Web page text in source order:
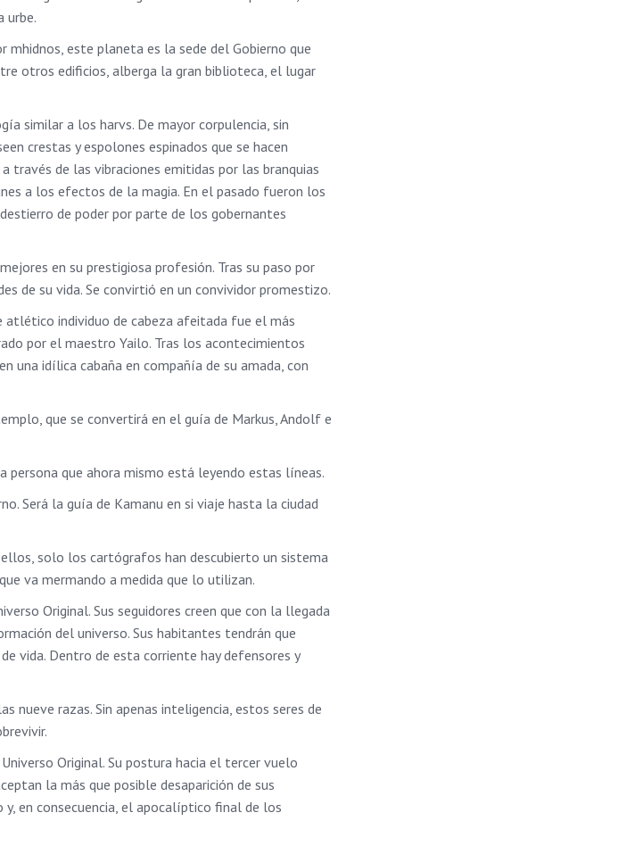
urbe.
este planeta es la sede del Gobierno que
otros edificios, alberga la gran biblioteca, el lugar
similar a los harvs. De mayor corpulencia, sin
crestas y espolones espinados que se hacen
través de las vibraciones emitidas por las branquias
a los efectos de la magia. En el pasado fueron los
de poder por parte de los gobernantes
en su prestigiosa profesión. Tras su paso por
de su vida. Se convirtió en un convividor promestizo.
atlético individuo de cabeza afeitada fue el más
por el maestro Yailo. Tras los acontecimientos
una idílica cabaña en compañía de su amada, con
que se convertirá en el guía de Markus, Andolf e
persona que ahora mismo está leyendo estas líneas.
Será la guía de Kamanu en si viaje hasta la ciudad
solo los cartógrafos han descubierto un sistema
va mermando a medida que lo utilizan.
Original. Sus seguidores creen que con la llegada
del universo. Sus habitantes tendrán que
vida. Dentro de esta corriente hay defensores y
nueve razas. Sin apenas inteligencia, estos seres de
Original. Su postura hacia el tercer vuelo
la más que posible desaparición de sus
en consecuencia, el apocalíptico final de los